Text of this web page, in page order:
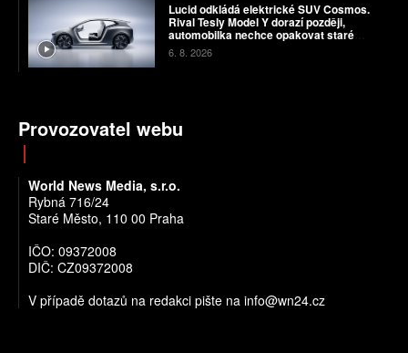
Lucid odkládá elektrické SUV Cosmos.
Rival Tesly Model Y dorazí později,
automobilka nechce opakovat staré
chyby
6. 8. 2026
Provozovatel webu
World News Media, s.r.o.
Rybná 716/24
Staré Město, 110 00 Praha
IČO: 09372008
DIČ: CZ09372008
V případě dotazů na redakci pište na info@wn24.cz